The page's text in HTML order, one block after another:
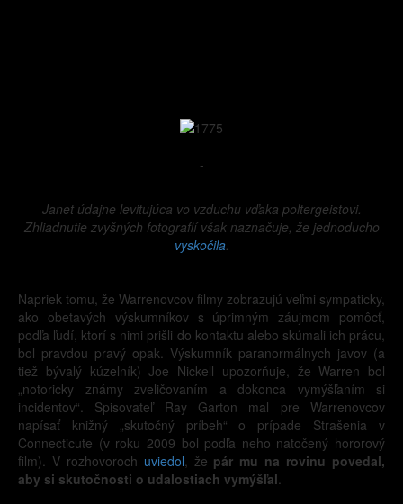
-
Janet údajne levitujúca vo vzduchu vďaka poltergeistovi.
Zhliadnutie zvyšných fotografií však naznačuje, že jednoducho
vyskočila.
Napriek tomu, že Warrenovcov filmy zobrazujú veľmi sympaticky,
ako obetavých výskumníkov s úprimným záujmom pomôcť,
podľa ľudí, ktorí s nimi prišli do kontaktu alebo skúmali ich prácu,
bol pravdou pravý opak. Výskumník paranormálnych javov (a
tiež bývalý kúzelník) Joe Nickell upozorňuje, že Warren bol
„notoricky známy zveličovaním a dokonca vymýšľaním si
incidentov“. Spisovateľ Ray Garton mal pre Warrenovcov
napísať knižný „skutočný príbeh“ o prípade Strašenia v
Connecticute (v roku 2009 bol podľa neho natočený hororový
film). V rozhovoroch uviedol, že pár mu na rovinu povedal,
aby si skutočnosti o udalostiach vymýšľal.